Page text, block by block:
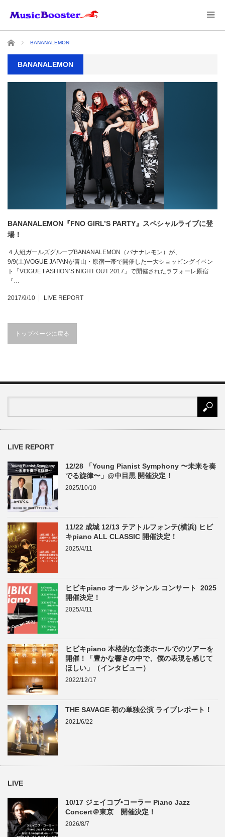
ホーム BANANALEMON
BANANALEMON
BANANALEMON『FNO GIRL’S PARTY』スペシャルライブに登
場！
４人組ガールズグループBANANALEMON（バナナレモン）が、
9/9(土)VOGUE JAPANが青山・原宿一帯で開催した一大ショッピングイベン
ト「VOGUE FASHION’S NIGHT OUT 2017」で開催されたラフォーレ原宿
『…
2017/9/10 LIVE REPORT
トップページに戻る
LIVE REPORT
12/28 「Young Pianist Symphony 〜未来を奏
でる旋律〜」@中目黒 開催決定！
2025/10/10
11/22 成城 12/13 テアトルフォンテ(横浜) ヒビ
キpiano ALL CLASSIC 開催決定！
2025/4/11
ヒビキpiano オール ジャンル コンサート 2025
開催決定！
2025/4/11
ヒビキpiano 本格的な音楽ホールでのツアーを
開催！「豊かな響きの中で、僕の表現を感じて
ほしい」（インタビュー）
2022/12/17
THE SAVAGE 初の単独公演 ライブレポート！
2021/6/22
LIVE
10/17 ジェイコブ•コーラー Piano Jazz
Concert＠東京 開催決定！
2026/8/7